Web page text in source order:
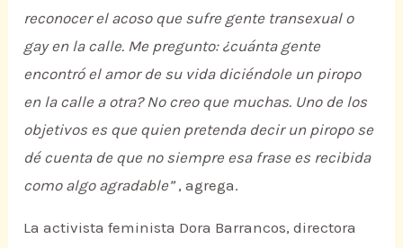
reconocer el acoso que sufre gente transexual o
gay en la calle. Me pregunto: ¿cuánta gente
encontró el amor de su vida diciéndole un piropo
en la calle a otra? No creo que muchas. Uno de los
objetivos es que quien pretenda decir un piropo se
dé cuenta de que no siempre esa frase es recibida
como algo agradable”, agrega.
La activista feminista Dora Barrancos, directora